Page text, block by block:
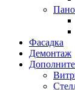
Фасадка
Демонтаж